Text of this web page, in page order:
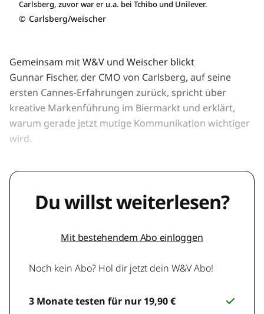
Carlsberg, zuvor war er u.a. bei Tchibo und Unilever.
© Carlsberg/weischer
Gemeinsam mit W&V und Weischer blickt
Gunnar Fischer, der CMO von Carlsberg, auf seine
ersten Cannes-Erfahrungen zurück, spricht über
kreative Markenführung im Biermarkt und erklärt,
warum gerade jetzt mutige Kommunikation wichtiger
wird.
Du willst weiterlesen?
Mit bestehendem Abo einloggen
Noch kein Abo? Hol dir jetzt dein W&V Abo!
3 Monate testen für nur 19,90 €